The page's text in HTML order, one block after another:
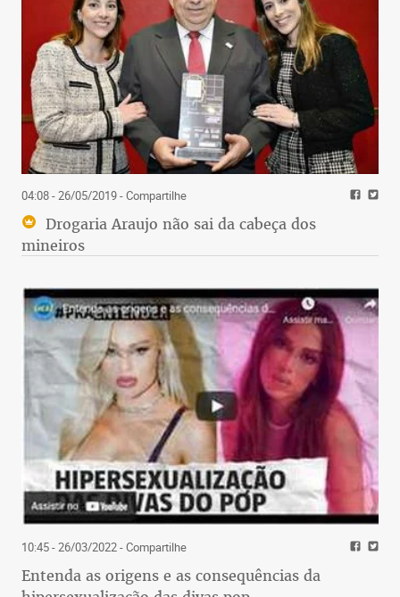
04:08 - 26/05/2019- Compartilhe
Drogaria Araujo não sai da cabeça dos
mineiros
10:45 - 26/03/2022- Compartilhe
Entenda as origens e as consequências da